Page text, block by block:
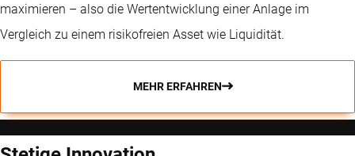
maximieren – also die Wertentwicklung einer Anlage im
Vergleich zu einem risikofreien Asset wie Liquidität.
MEHR ERFAHREN